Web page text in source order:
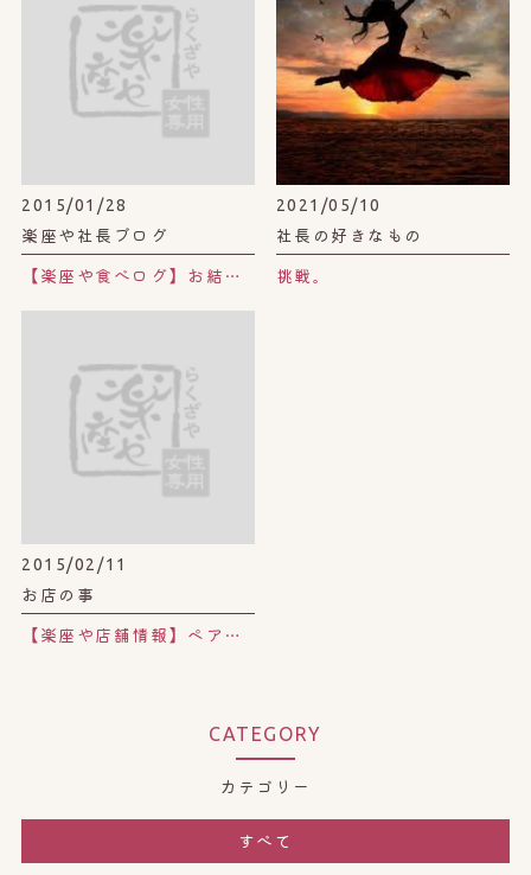
2015/01/28
楽座や社長ブログ
【楽座や食べログ】お結びカフェ@銀座
2021/05/10
社長の好きなもの
挑戦。
2015/02/11
お店の事
【楽座や店舗情報】ペアルーム。
CATEGORY
カテゴリー
すべて